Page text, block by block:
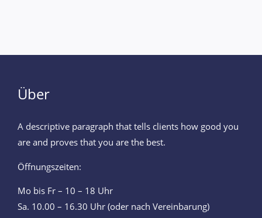
Über
A descriptive paragraph that tells clients how good you
are and proves that you are the best.
Öffnungszeiten:
Mo bis Fr – 10 – 18 Uhr
Sa. 10.00 – 16.30 Uhr (oder nach Vereinbarung)